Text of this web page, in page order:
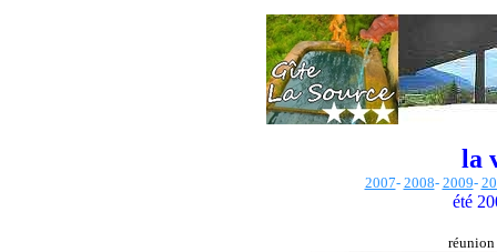
la
2007- 2008- 2009-
été